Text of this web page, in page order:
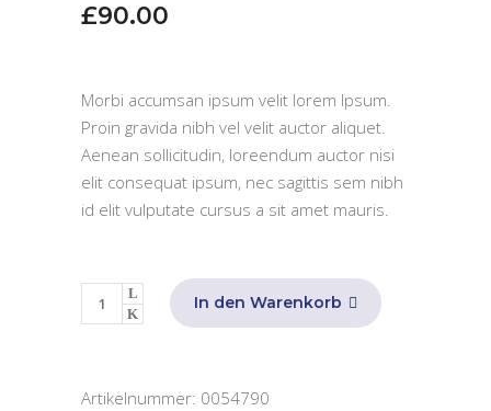
£90.00
Morbi accumsan ipsum velit lorem Ipsum.
Proin gravida nibh vel velit auctor aliquet.
Aenean sollicitudin, loreendum auctor nisi
elit consequat ipsum, nec sagittis sem nibh
id elit vulputate cursus a sit amet mauris.
White
Wireless
In den Warenkorb
Artikelnummer: 0054790